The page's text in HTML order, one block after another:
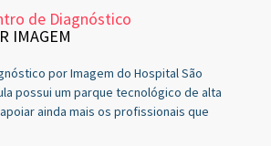
de Diagnóstico
IMAGEM
por Imagem do Hospital São
possui um parque tecnológico de alta
ainda mais os profissionais que